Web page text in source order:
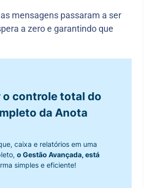
mensagens passaram a ser
a zero e garantindo que
o controle total do
da Anota
caixa e relatórios em uma
o Gestão Avançada, está
simples e eficiente!